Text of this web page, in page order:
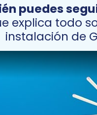
puedes
explica todo
instalación de